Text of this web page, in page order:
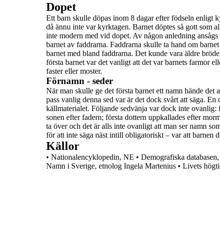
Dopet
Ett barn skulle döpas inom 8 dagar efter födseln enligt
då ännu inte var kyrktagen. Barnet döptes så gott
inte modern med vid dopet. Av någon anledning
barnet av faddrarna. Faddrarna skulle ta hand om
barnet med bland faddrarna. Det kunde vara äldre
första barnet var det vanligt att det var barnets farmor
faster eller moster.
Förnamn - seder
När man skulle ge det första barnet ett namn hände det
pass vanlig denna sed var är det dock svårt att säga.
källmaterialet. Följande sedvänja var dock inte ovanlig:
sonen efter fadern; första dottern uppkallades efter
ta över och det äralls inte ovanligt att man ser namn
för att inte säga näst intill obligatoriskt – var att barnen
Källor
• Nationalencyklopedin, NE • Demografiska
Namn i Sverige, etnolog Ingela Martenius • Livets